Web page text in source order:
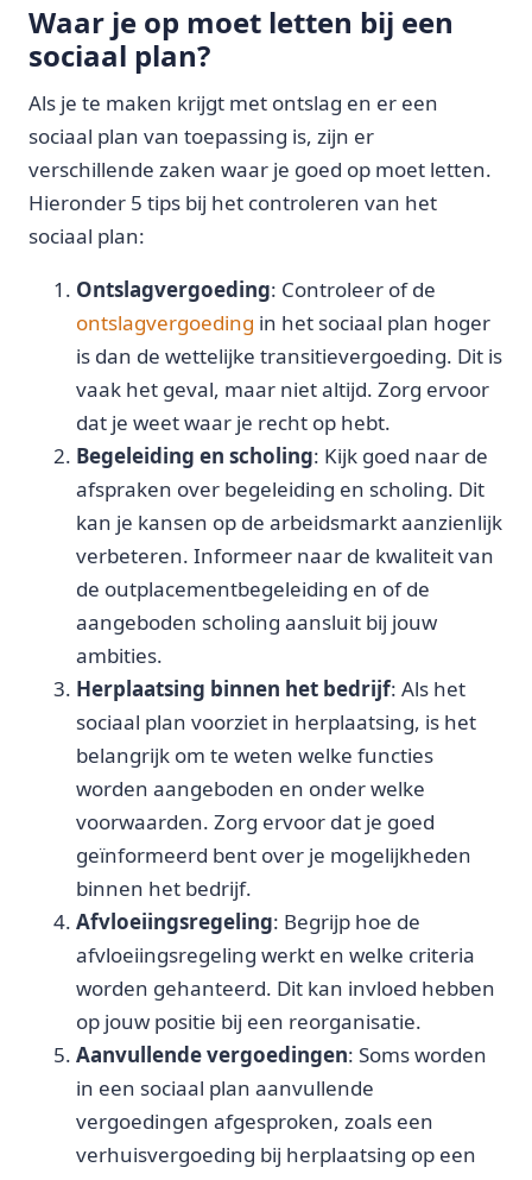
Waar je op moet letten bij een
sociaal plan?
Als je te maken krijgt met ontslag en er een
sociaal plan van toepassing is, zijn er
verschillende zaken waar je goed op moet letten.
Hieronder 5 tips bij het controleren van het
sociaal plan:
Ontslagvergoeding: Controleer of de
ontslagvergoeding in het sociaal plan hoger
is dan de wettelijke transitievergoeding. Dit is
vaak het geval, maar niet altijd. Zorg ervoor
dat je weet waar je recht op hebt.
Begeleiding en scholing: Kijk goed naar de
afspraken over begeleiding en scholing. Dit
kan je kansen op de arbeidsmarkt aanzienlijk
verbeteren. Informeer naar de kwaliteit van
de outplacementbegeleiding en of de
aangeboden scholing aansluit bij jouw
ambities.
Herplaatsing binnen het bedrijf: Als het
sociaal plan voorziet in herplaatsing, is het
belangrijk om te weten welke functies
worden aangeboden en onder welke
voorwaarden. Zorg ervoor dat je goed
geïnformeerd bent over je mogelijkheden
binnen het bedrijf.
Afvloeiingsregeling: Begrijp hoe de
afvloeiingsregeling werkt en welke criteria
worden gehanteerd. Dit kan invloed hebben
op jouw positie bij een reorganisatie.
Aanvullende vergoedingen: Soms worden
in een sociaal plan aanvullende
vergoedingen afgesproken, zoals een
verhuisvergoeding bij herplaatsing op een